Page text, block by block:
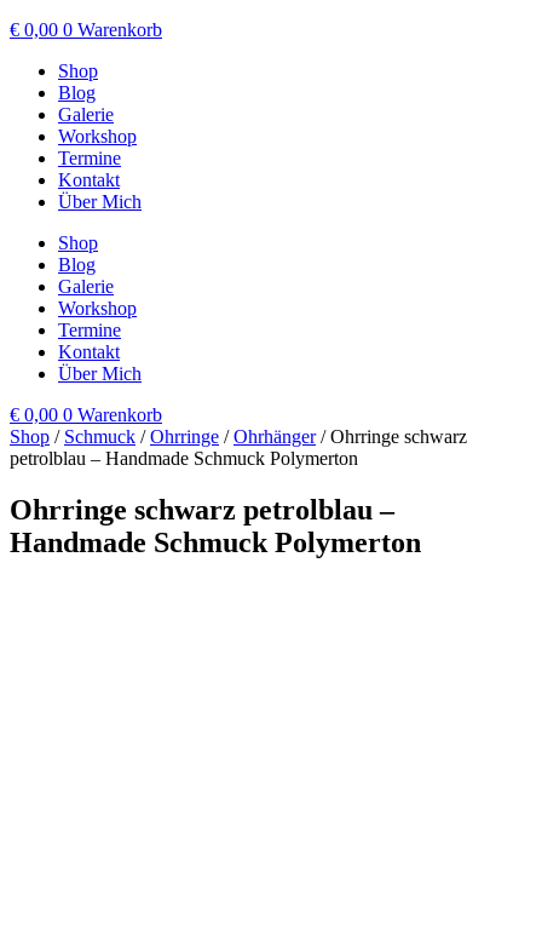
€ 0,00 0 Warenkorb
Shop
Blog
Galerie
Workshop
Termine
Kontakt
Über Mich
Shop
Blog
Galerie
Workshop
Termine
Kontakt
Über Mich
€ 0,00 0 Warenkorb
Shop / Schmuck /Ohrringe /Ohrhänger/ Ohrringe schwarz
petrolblau – Handmade Schmuck Polymerton
Ohrringe schwarz petrolblau –
Handmade Schmuck Polymerton